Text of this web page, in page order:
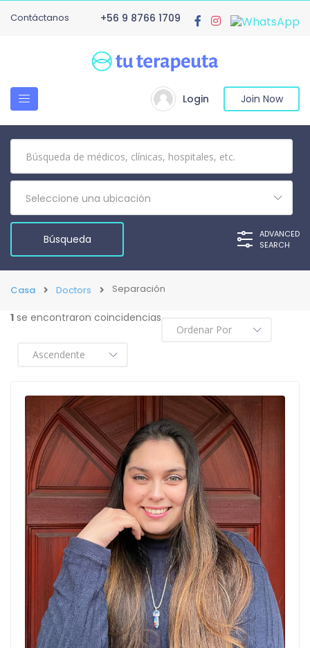
Contáctanos +56 9 8766 1709
Login Join Now
Seleccione una ubicación
ADVANCED
SEARCH
Casa Doctors Separación
1 se encontraron coincidencias